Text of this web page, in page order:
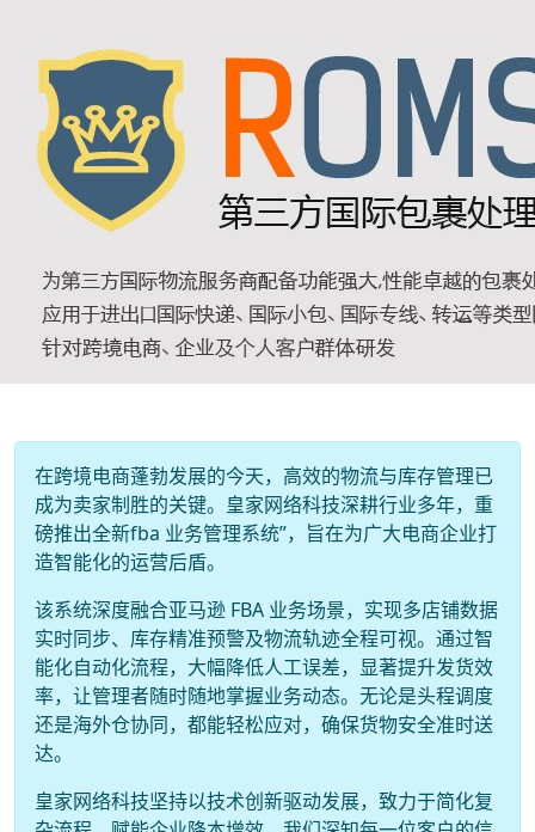
在跨境电商蓬勃发展的今天，高效的物流与库存管理已
成为卖家制胜的关键。皇家网络科技深耕行业多年，重
磅推出全新fba 业务管理系统”，旨在为广大电商企业打
造智能化的运营后盾。
该系统深度融合亚马逊 FBA 业务场景，实现多店铺数据
实时同步、库存精准预警及物流轨迹全程可视。通过智
能化自动化流程，大幅降低人工误差，显著提升发货效
率，让管理者随时随地掌握业务动态。无论是头程调度
还是海外仓协同，都能轻松应对，确保货物安全准时送
达。
皇家网络科技坚持以技术创新驱动发展，致力于简化复